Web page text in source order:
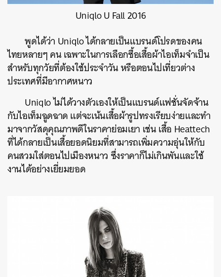
Uniqlo U Fall 2016
พูดได้ว่า Uniqlo ได้กลายเป็นแบรนด์โปรดของคน
ไทยหลายๆ คน เฉพาะในการเลือกซื้อเสื้อผ้าไอเท็มจำเป็น
สำหรับทุกวัยที่ต้องใช้ประจำวัน หรือตอนไปเที่ยวต่าง
ประเทศที่มีอากาศหนาว
Uniqlo ไม่ได้วางตัวเองให้เป็นแบรนด์แฟชั่นจัดจ้าน
กับไอเท็มฉูดฉาด แต่จะเน้นเสื้อผ้ารูปทรงเรียบง่ายและทำ
มาจากวัสดุคุณภาพดีในราคาย่อมเยา เช่น เสื้อ Heattech
ที่ได้กลายเป็นเสื้อยอดนิยมที่สามารถเพิ่มความอุ่นให้กับ
คนสวมใส่ตอนไปเมืองหนาว ซึ่งราคาก็ไม่เกินพันและใช้
งานได้อย่างเยี่ยมยอด